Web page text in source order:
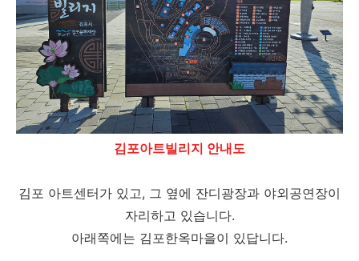
김포아트빌리지 안내도
김포 아트센터가 있고, 그 옆에 잔디광장과 야외공연장이
자리하고 있습니다.
아래쪽에는 김포한옥마을이 있답니다.